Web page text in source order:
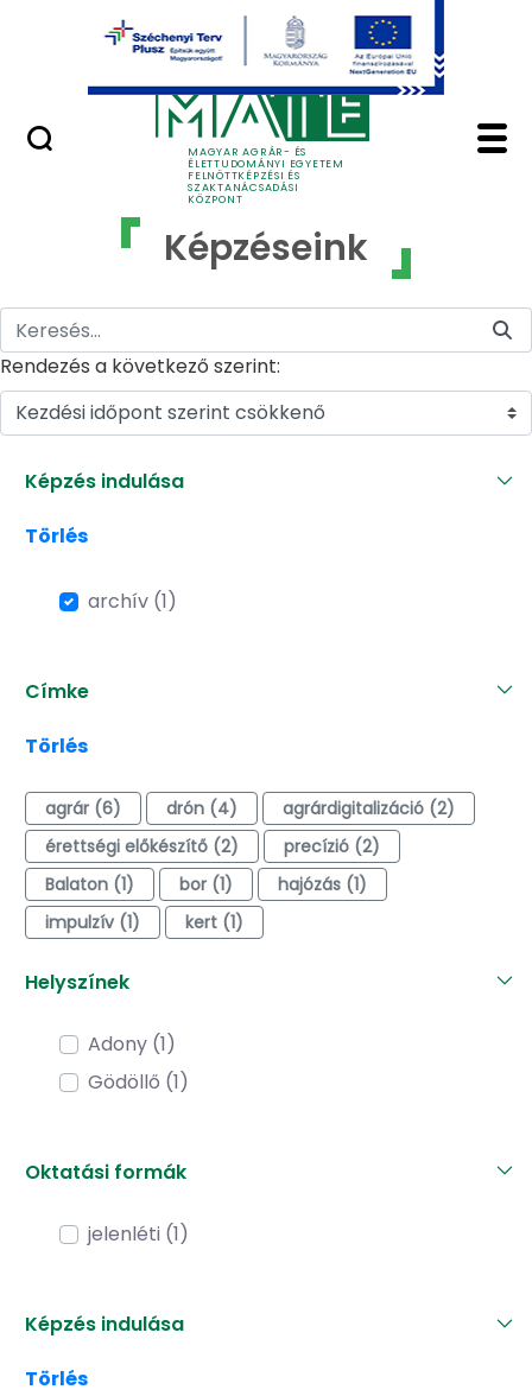
Ugrás a fő tartalomhoz
MAGYAR AGRÁR- ÉS
ÉLETTUDOMÁNYI EGYETEM
FELNŐTTKÉPZÉSI ÉS
SZAKTANÁCSADÁSI
KÖZPONT
Képzéseink - MATE
Képzéseink
Rendezés a következő szerint:
Kezdési időpont szerint csökkenő
Képzés indulása
Törlés
archív (1)
Címke
Törlés
agrár (6) drón (4)
agrárdigitalizáció (2)
érettségi előkészítő (2)
precízió (2)
Balaton (1)
bor (1)
hajózás (1)
impulzív (1)
kert (1)
Helyszínek
Adony (1)
Gödöllő (1)
Oktatási formák
jelenléti (1)
Képzés indulása
Törlés